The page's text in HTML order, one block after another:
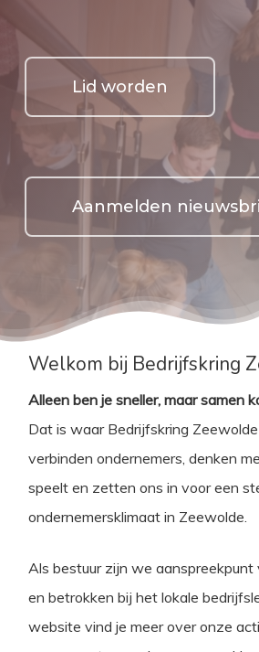
Lid worden
Aanmelden
Welkom bij Bedrijfskring
Alleen ben je sneller, maar samen
Dat is waar Bedrijfskring
verbinden ondernemers, denken
speelt en zetten ons in voor een
ondernemersklimaat in Zeewolde.
Als bestuur zijn we aanspreekpunt
en betrokken bij het lokale
website vind je meer over onze